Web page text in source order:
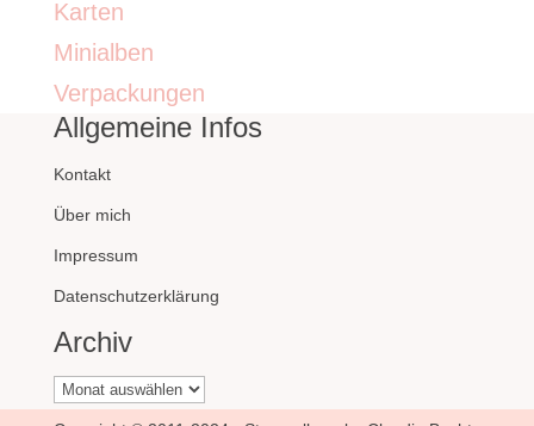
Karten
Minialben
Verpackungen
Allgemeine Infos
Kontakt
Über mich
Impressum
Datenschutzerklärung
Archiv
Archiv